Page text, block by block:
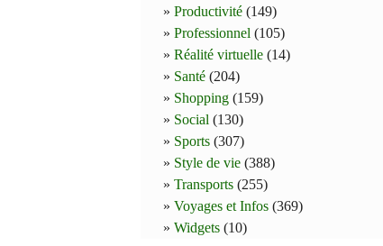
Productivité (149)
Professionnel (105)
Réalité virtuelle (14)
Santé (204)
Shopping (159)
Social (130)
Sports (307)
Style de vie (388)
Transports (255)
Voyages et Infos (369)
Widgets (10)